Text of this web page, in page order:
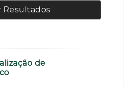
Resultados
de